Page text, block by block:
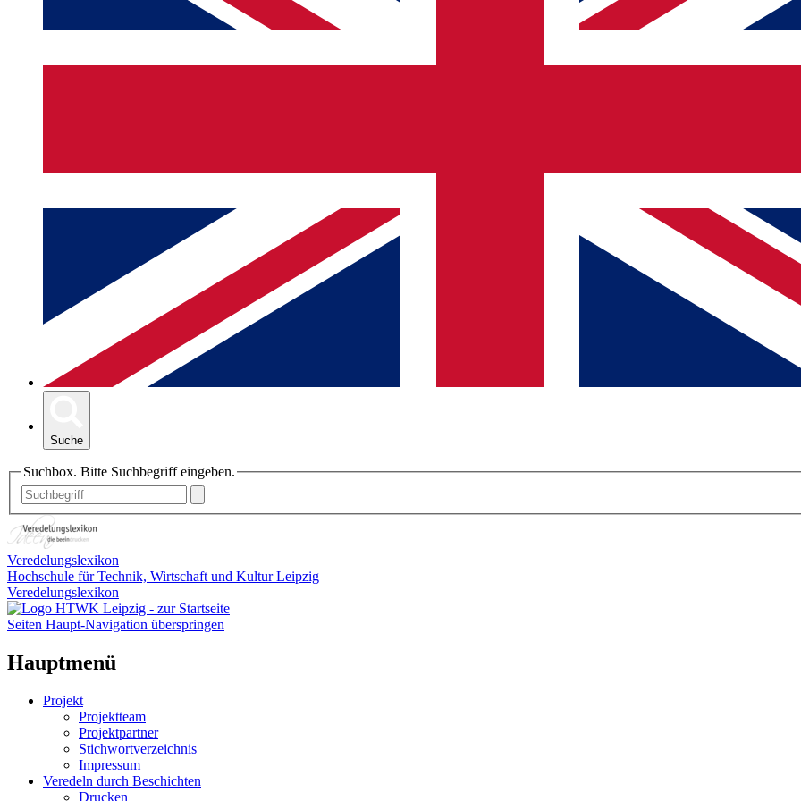
Suche
Suchbox. Bitte Suchbegriff eingeben.
Veredelungslexikon
Hochschule für Technik, Wirtschaft und Kultur Leipzig
Veredelungslexikon
Seiten Haupt-Navigation überspringen
Hauptmenü
Projekt
Projektteam
Projektpartner
Stichwortverzeichnis
Impressum
Veredeln durch Beschichten
Drucken